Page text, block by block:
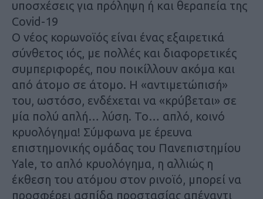
υποσχέσεις για πρόληψη ή και θεραπεία της
Covid-19
Ο νέος κορωνοϊός είναι ένας εξαιρετικά
σύνθετος ιός, με πολλές και διαφορετικές
συμπεριφορές, που ποικίλλουν ακόμα και
από άτομο σε άτομο. Η «αντιμετώπισή»
του, ωστόσο, ενδέχεται να «κρύβεται» σε
μία πολύ απλή… λύση. Το… απλό, κοινό
κρυολόγημα! Σύμφωνα με έρευνα
επιστημονικής ομάδας του Πανεπιστημίου
Yale, το απλό κρυολόγημα, η αλλιώς η
έκθεση του ατόμου στον ρινοϊό, μπορεί να
προσφέρει ασπίδα προστασίας απέναντι